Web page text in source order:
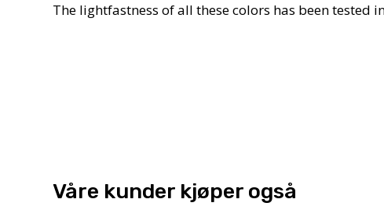
The lightfastness of all these colors has been tested
Våre kunder kjøper også